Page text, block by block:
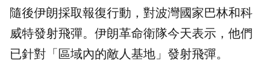
隨後伊朗採取報復行動，對波灣國家巴林和科
威特發射飛彈。伊朗革命衛隊今天表示，他們
已針對「區域內的敵人基地」發射飛彈。